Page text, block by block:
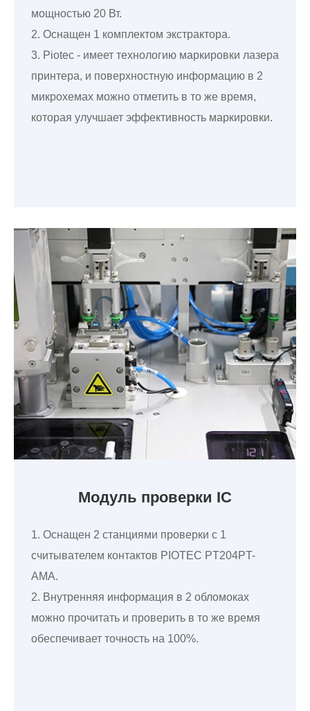
мощностью 20 Вт.
2. Оснащен 1 комплектом экстрактора.
3. Piotec - имеет технологию маркировки лазера
принтера, и поверхностную информацию в 2
микрохемах можно отметить в то же время,
которая улучшает эффективность маркировки.
Модуль проверки IC
1. Оснащен 2 станциями проверки с 1
считывателем контактов PIOTEC PT204PT-
AMA.
2. Внутренняя информация в 2 обломоках
можно прочитать и проверить в то же время
обеспечивает точность на 100%.